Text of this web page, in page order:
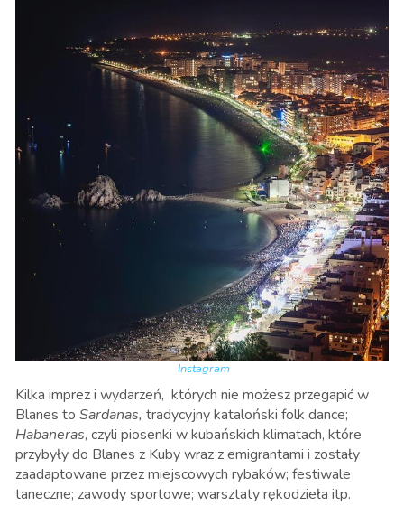
Instagram
Kilka imprez i wydarzeń, których nie możesz przegapić w
Blanes to Sardanas, tradycyjny kataloński folk dance;
Habaneras, czyli piosenki w kubańskich klimatach, które
przybyły do Blanes z Kuby wraz z emigrantami i zostały
zaadaptowane przez miejscowych rybaków; festiwale
taneczne; zawody sportowe; warsztaty rękodzieła itp.